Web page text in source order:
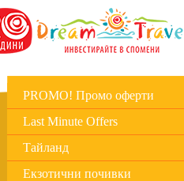
PROMO! Промо оферти
Last Minute Offers
Тайланд
Екзотични почивки